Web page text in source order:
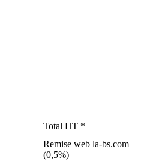
Total HT *
Remise web la-bs.com
(0,5%)